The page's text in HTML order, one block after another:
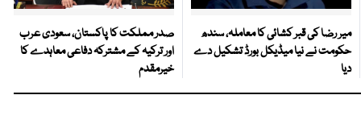
میر رضا کی قبر کشائی کا معاملہ، سندھ
حکومت نے نیا میڈیکل بورڈ تشکیل دے
دیا
صدر مملکت کا پاکستان، سعودی عرب
اور ترکیہ کے مشترکہ دفاعی معاہدے کا
خیرمقدم